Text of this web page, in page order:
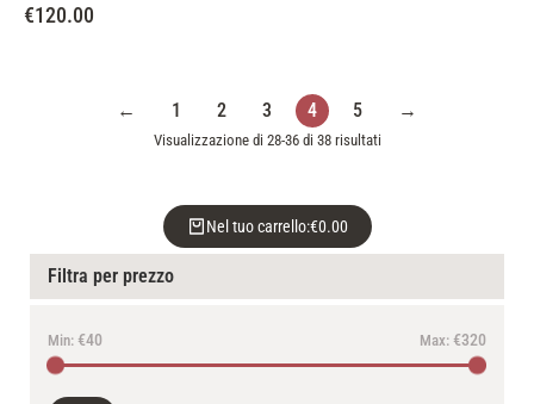
Nel tuo carrello:€0.00
Filtra per prezzo
Min: €40 Max: €320
€120.00
← 1 2 3 4 5 →
Visualizzazione di 28-36 di 38 risultati